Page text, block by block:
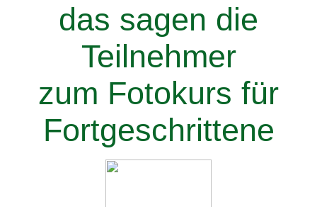
das sagen die
Teilnehmer
zum Fotokurs für
Fortgeschrittene